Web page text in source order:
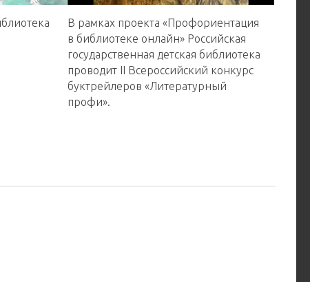
В рамках проекта «Профориентация
в библиотеке онлайн» Российская
государственная детская библиотека
проводит II Всероссийский конкурс
буктрейлеров «Литературный
профи».